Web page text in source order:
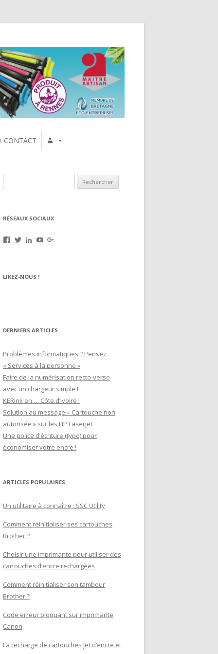
CONTACT
RÉSEAUX SOCIAUX
Voir
sur
Voir
sur
Voir
poirier-
Voir
LIKEZ-NOUS !
DERNIERS ARTICLES
Problèmes informatiques ? Pensez
« Services à la personne »
Faire de la numérisation recto-verso
avec un chargeur simple !
KERink en … Côte d’ivoire !
Solution au message « Cartouche non
autorisée » sur les HP Laserjet
Une police d’écriture (typo) pour
économiser votre encre !
ARTICLES POPULAIRES
Un utilitaire à connaître : SSC Utility
Comment réinitialiser ses cartouches
Brother ?
Choisir une imprimante pour utiliser des
cartouches d’encre rechargées
Comment réinitialiser son tambour
Brother ?
Code erreur bloquant sur imprimante
Canon
La recharge de cartouches jet d’encre et